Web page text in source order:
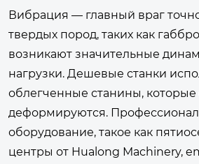
Вибрация — главный враг
твердых пород, таких как
возникают значительные
нагрузки. Дешевые станки
облегченные станины,
деформируются.
оборудование, такое как
центры от Hualong Machinery,